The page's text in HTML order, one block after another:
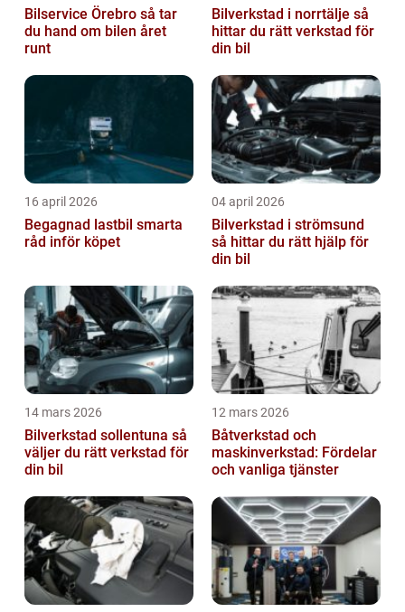
Bilservice Örebro så tar
du hand om bilen året
runt
Bilverkstad i norrtälje så
hittar du rätt verkstad för
din bil
16 april 2026
Begagnad lastbil smarta
råd inför köpet
04 april 2026
Bilverkstad i strömsund
så hittar du rätt hjälp för
din bil
14 mars 2026
Bilverkstad sollentuna så
väljer du rätt verkstad för
din bil
12 mars 2026
Båtverkstad och
maskinverkstad: Fördelar
och vanliga tjänster